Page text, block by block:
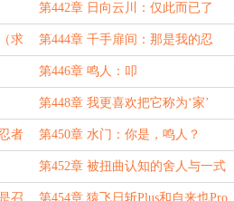
第442章 日向云川：仅此而已了
吗？（求月票）
求 第444章 千手扉间：那是我的忍
术！
第446章 鸣人：叩
第448章 我更喜欢把它称为‘家’
者 第450章 水门：你是，鸣人？
第452章 被扭曲认知的舍人与一式
召 第454章 猿飞日斩Plus和自来也Pro